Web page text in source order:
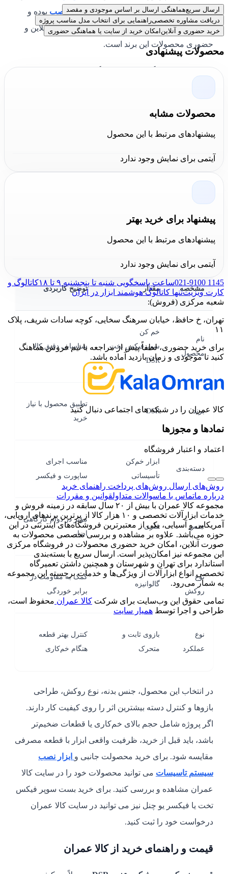
برند های موفق ایرانی در زمینه تولیدسیستم نصب بوده و
مجموعه کالا عمران از نمایندگی های فعال فروش آنلاین و
حضوری محصولات این برند است.
بررسیخم کن سوپرفیکس تخت DSR
در بررسی این ابزار، جنس فلزی و روکش گالوانیزه از
مهم‌ترین موارد قابل توجه هستند؛ چون ابزار در محیط‌های
کارگاهی، تأسیساتی و ساختمانی با رطوبت، گردوغبار و
ضدلغزش است و برای کنترل بهتر ابزار هنگام خم‌کاری
کاربرد دارد. اطلاعاتی مانند ابعاد دقیق، وزن ابزار، ظرفیت
خم‌کاری، ضخامت قابل پشتیبانی و زاویه خم در منابع
دسترس‌پذیر یافت نشد. بنابراین هنگام خرید، بهتر است
قطعه توسط خریدار کنترل شود.
مشخصه مقدار توضیح کاربردی
نام
محصول
خم کن
سوپرفیکس تخت
DSR
شناسایی دقیق کالا
برند DSR
تطبیق محصول با نیاز
خرید
دسته‌بندی
ابزار خم‌کن
تأسیساتی
مناسب اجرای
ساپورت و فیکسر
جنس فلزی
مؤثر در دوام کارگاهی
ابزار
نوع
روکش
گالوانیزه
کمک به مقاومت در
برابر خوردگی
نوع
عملکرد
بازوی ثابت و
متحرک
کنترل بهتر قطعه
هنگام خم‌کاری
در انتخاب این محصول، جنس بدنه، نوع روکش، طراحی
بازوها و کنترل دسته بیشترین اثر را روی کیفیت کار دارند.
اگر پروژه شامل حجم بالای خم‌کاری یا قطعات ضخیم‌تر
باشد، باید قبل از خرید، ظرفیت واقعی ابزار با قطعه مصرفی
مقایسه شود. برای خرید محصولت جانبی و ابزار نصب
سیستم تاسیسات می توانید محصولات خود را در سایت کالا
عمران مشاهده و بررسی کنید. برای خرید بست سوپر فیکس
تخت یا فیکسر یو چنل نیز می توانید در سایت کالا عمران
درخواست خود را ثبت کنید.
قیمت و راهنمای خرید از کالا عمران
ارسال سریعهماهنگی ارسال بر اساس موجودی و مقصد
دریافت مشاوره تخصصیراهنمایی برای انتخاب مدل مناسب پروژه
خرید حضوری و آنلاین امکان خرید از سایت یا هماهنگی حضوری
محصولات پیشنهادی
محصولات مشابه
پیشنهادهای مرتبط با این محصول
آیتمی برای نمایش وجود ندارد
پیشنهاد برای خرید بهتر
پیشنهادهای مرتبط با این محصول
آیتمی برای نمایش وجود ندارد
021-9100 1145ساعت پاسخگویی شنبه تا پنجشنبه ۹ تا ۱۸
کاتالوگ و
کارت ویزیتتنها کاتالوگ هوشمند ابزار در ایران
شعبه مرکزی (فروش):
تهران، خ حافظ، خیابان سرهنگ سخایی، کوچه سادات شریف، پلاک
۱۱
برای خرید حضوری، لطفاً پیش از مراجعه با تیم فروش هماهنگ
کنید تا موجودی و زمان بازدید آماده باشد.
کالا عمران را در شبکه های اجتماعی دنبال کنید
نمادها و مجوزها
اعتماد و اعتبار فروشگاه
روش‌های ارسال روش‌های پرداخت راهنمای خرید
درباره ماتماس با ماسوالات متداولقوانین و مقررات
مجموعه کالا عمران با بیش از ۲۰ سال سابقه در زمینه فروش و
خدمات ابزارآلات تخصصی و ۱۰ هزار کالا از برترین برندهای اروپایی،
آمریکایی و آسیایی، یکی از معتبرترین فروشگاه‌های اینترنتی در این
حوزه می‌باشد. علاوه بر مشاهده و بررسی تخصصی محصولات به
صورت آنلاین، امکان خرید حضوری محصولات در فروشگاه مرکزی
این مجموعه نیز امکان‌پذیر است. ارسال سریع با بسته‌بندی
استاندارد برای تهران و شهرستان و همچنین داشتن تعمیرگاه
تخصصی انواع ابزارآلات از ویژگی‌ها و خدمات برجسته این مجموعه
به شمار می‌رود.
تمامی حقوق این وب‌سایت برای شرکت کالا عمران محفوظ است،
طراحی و اجرا توسط همیار سایت